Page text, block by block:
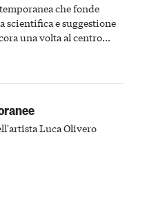
che fonde
e suggestione
una volta al centro
del passato astigiano
Luca Olivero